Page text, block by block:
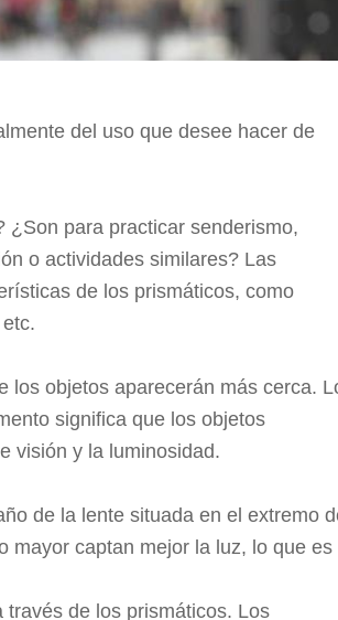
del uso que desee hacer de
¿Son para practicar senderismo,
o actividades similares? Las
de los prismáticos, como
los objetos aparecerán más cerca.
significa que los objetos
visión y la luminosidad.
de la lente situada en el extremo
mayor captan mejor la luz, lo que es
de los prismáticos. Los